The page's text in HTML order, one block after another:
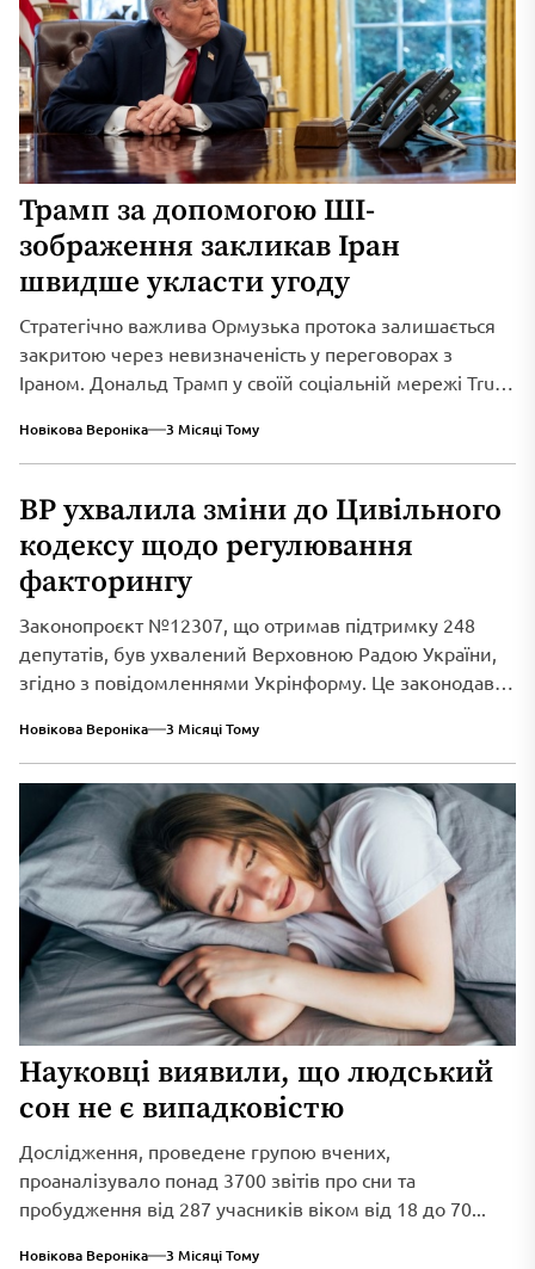
Трамп за допомогою ШІ-
зображення закликав Іран
швидше укласти угоду
Стратегічно важлива Ормузька протока залишається
закритою через невизначеність у переговорах з
Іраном. Дональд Трамп у своїй соціальній мережі Truth
Новікова Вероніка 3 Місяці Тому
ВР ухвалила зміни до Цивільного
кодексу щодо регулювання
факторингу
Законопроєкт №12307, що отримав підтримку 248
депутатів, був ухвалений Верховною Радою України,
згідно з повідомленнями Укрінформу. Це законодавче
Новікова Вероніка 3 Місяці Тому
Науковці виявили, що людський
сон не є випадковістю
Дослідження, проведене групою вчених,
проаналізувало понад 3700 звітів про сни та
пробудження від 287 учасників віком від 18 до 70...
Новікова Вероніка 3 Місяці Тому